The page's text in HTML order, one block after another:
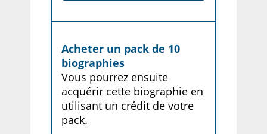
Acheter un pack de 10
biographies
Vous pourrez ensuite
acquérir cette biographie en
utilisant un crédit de votre
pack.